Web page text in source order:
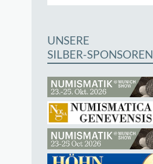
UNSERE
SILBER-SPONSOREN